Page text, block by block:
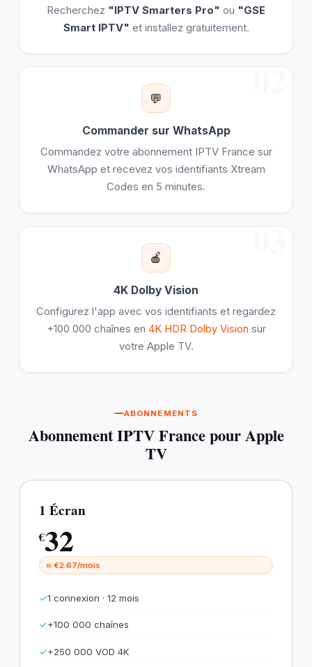
Recherchez "IPTV Smarters Pro" ou "GSE
Smart IPTV" et installez gratuitement.
02
💬
Commander sur WhatsApp
Commandez votre abonnement IPTV France sur
WhatsApp et recevez vos identifiants Xtream
Codes en 5 minutes.
03
🍎
4K Dolby Vision
Configurez l'app avec vos identifiants et regardez
+100 000 chaînes en 4K HDR Dolby Vision sur
votre Apple TV.
ABONNEMENTS
Abonnement IPTV France pour Apple
TV
1 Écran
€32
≈ €2.67/mois
✓1 connexion · 12 mois
✓+100 000 chaînes
✓+250 000 VOD 4K